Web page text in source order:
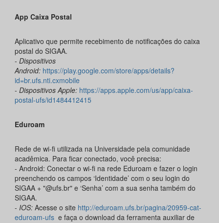
App Caixa Postal
Aplicativo que permite recebimento de notificações do caixa
postal do SIGAA.
- Dispositivos
Android: https://play.google.com/store/apps/details?
id=br.ufs.nti.cxmobile
- Dispositivos Apple: https://apps.apple.com/us/app/caixa-
postal-ufs/id1484412415
Eduroam
Rede de wi-fi utilizada na Universidade pela comunidade
acadêmica. Para ficar conectado, você precisa:
- Android: Conectar o wi-fi na rede Eduroam e fazer o login
preenchendo os campos ‘Identidade’ com o seu login do
SIGAA + "@ufs.br" e ‘Senha’ com a sua senha também do
SIGAA.
- IOS: Acesse o site http://eduroam.ufs.br/pagina/20959-cat-
eduroam-ufs e faça o download da ferramenta auxiliar de